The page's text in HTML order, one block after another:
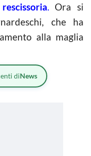
. Ora si
che ha
alla maglia
diNews